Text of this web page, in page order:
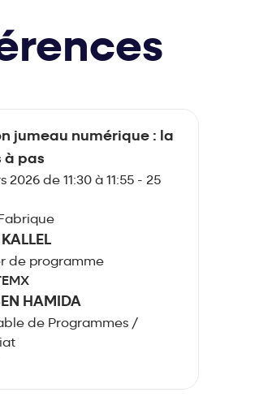
jumeau numérique : la
à pas
2026 de 11:30 à 11:55 - 25
de programme
HAMIDA
de Programmes /